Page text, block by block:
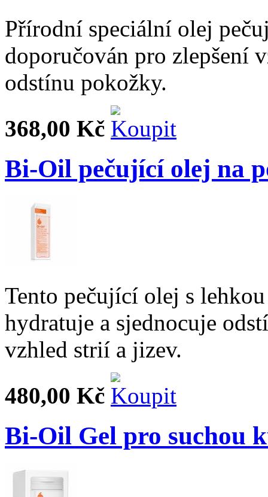
Přírodní speciální olej
doporučován pro zlepšení
odstínu pokožky.
368,00 Kč
Bi-Oil pečující olej na
Tento pečující olej s
hydratuje a sjednocuje
vzhled strií a jizev.
480,00 Kč
Bi-Oil Gel pro suchou